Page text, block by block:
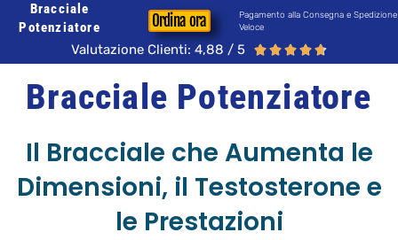
Bracciale
Potenziatore
Ordina ora
Pagamento alla Consegna e Spedizione
Veloce
Valutazione Clienti: 4,88 / 5     
Bracciale Potenziatore
Il Bracciale che Aumenta le
Dimensioni, il Testosterone e
le Prestazioni